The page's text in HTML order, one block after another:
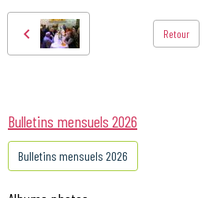
Retour
Bulletins mensuels 2026
Bulletins mensuels 2026